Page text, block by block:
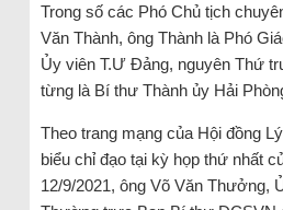
Trong số các Phó Chủ tịch
Văn Thành, ông Thành là Phó
Ủy viên T.Ư Đảng, nguyên Thứ
từng là Bí thư Thành ủy Hải
Theo trang mạng của Hội đồng
biểu chỉ đạo tại kỳ họp thứ nhất
12/9/2021, ông Võ Văn Thưởng,